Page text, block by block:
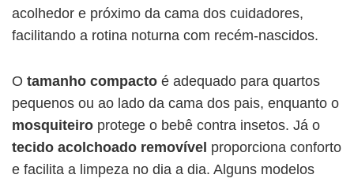
acolhedor e próximo da cama dos cuidadores,
facilitando a rotina noturna com recém-nascidos.
O tamanho compacto é adequado para quartos
pequenos ou ao lado da cama dos pais, enquanto o
mosquiteiro protege o bebê contra insetos. Já o
tecido acolchoado removível proporciona conforto
e facilita a limpeza no dia a dia. Alguns modelos